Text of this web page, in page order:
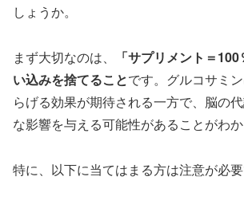
しょうか。
まず大切なのは、
「サプリメント＝
い込みを捨てることです。グルコサミ
らげる効果が期待される一方で、脳の
な影響を与える可能性があることがわか
特に、以下に当てはまる方は注意が必要